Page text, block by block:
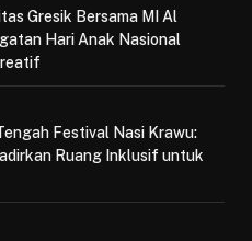
Gresik Bersama MI Al
Hari Anak Nasional
Festival Nasi Krawu:
Ruang Inklusif untuk